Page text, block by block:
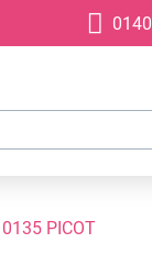
0135 PICOT